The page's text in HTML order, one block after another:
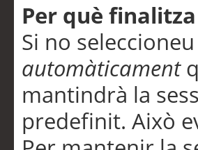
Per què
Si no
automàticament
mantindrà la
predefinit. Això